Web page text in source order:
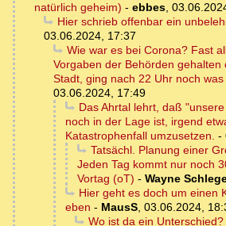
natürlich geheim) - ebbes,
Hier schrieb offenbar ein
03.06.2024, 17:37
Wie war es bei Corona? Fast
Vorgaben der Behörden
Stadt, ging nach 22 Uhr noch
03.06.2024, 17:49
Das Ahrtal lehrt, daß
noch in der Lage ist, irgend
Katastrophenfall umzusetzen. -
Tatsächl. Planung einer
Jeden Tag kommt nur noch
Vortag (oT) - Wayne
Hier geht es doch um einen
eben - MausS, 03.06.2024,
Wo ist da ein